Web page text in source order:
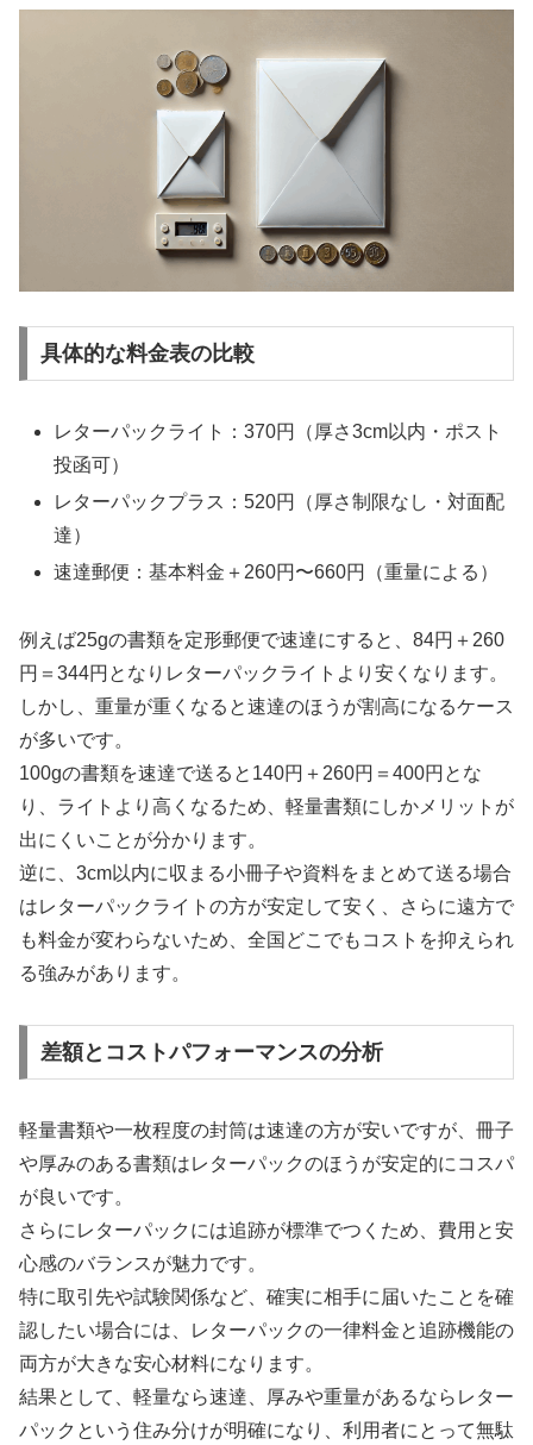
具体的な料金表の比較
レターパックライト：370円（厚さ3cm以内・ポスト
投函可）
レターパックプラス：520円（厚さ制限なし・対面配
達）
速達郵便：基本料金＋260円〜660円（重量による）
例えば25gの書類を定形郵便で速達にすると、84円＋260
円＝344円となりレターパックライトより安くなります。
しかし、重量が重くなると速達のほうが割高になるケース
が多いです。
100gの書類を速達で送ると140円＋260円＝400円とな
り、ライトより高くなるため、軽量書類にしかメリットが
出にくいことが分かります。
逆に、3cm以内に収まる小冊子や資料をまとめて送る場合
はレターパックライトの方が安定して安く、さらに遠方で
も料金が変わらないため、全国どこでもコストを抑えられ
る強みがあります。
差額とコストパフォーマンスの分析
軽量書類や一枚程度の封筒は速達の方が安いですが、冊子
や厚みのある書類はレターパックのほうが安定的にコスパ
が良いです。
さらにレターパックには追跡が標準でつくため、費用と安
心感のバランスが魅力です。
特に取引先や試験関係など、確実に相手に届いたことを確
認したい場合には、レターパックの一律料金と追跡機能の
両方が大きな安心材料になります。
結果として、軽量なら速達、厚みや重量があるならレター
パックという住み分けが明確になり、利用者にとって無駄